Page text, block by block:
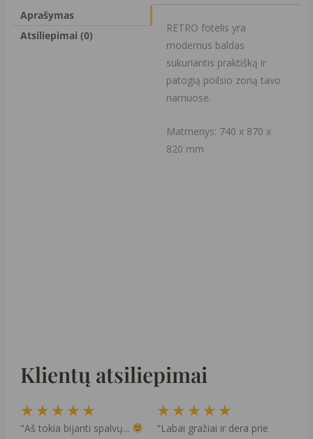
Aprašymas
Atsiliepimai (0)
RETRO fotelis yra
modernus baldas
sukuriantis praktišką ir
patogią poilsio zoną tavo
namuose.
Matmenys: 740 x 870 x
820 mm
Klientų atsiliepimai
★ ★ ★ ★ ★
5
"Aš tokia bijanti spalvų...
★ ★ ★ ★ ★
5
"Labai gražiai ir dera prie